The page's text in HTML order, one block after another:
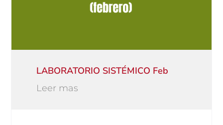
LABORATORIO SISTÉMICO Feb
Leer mas